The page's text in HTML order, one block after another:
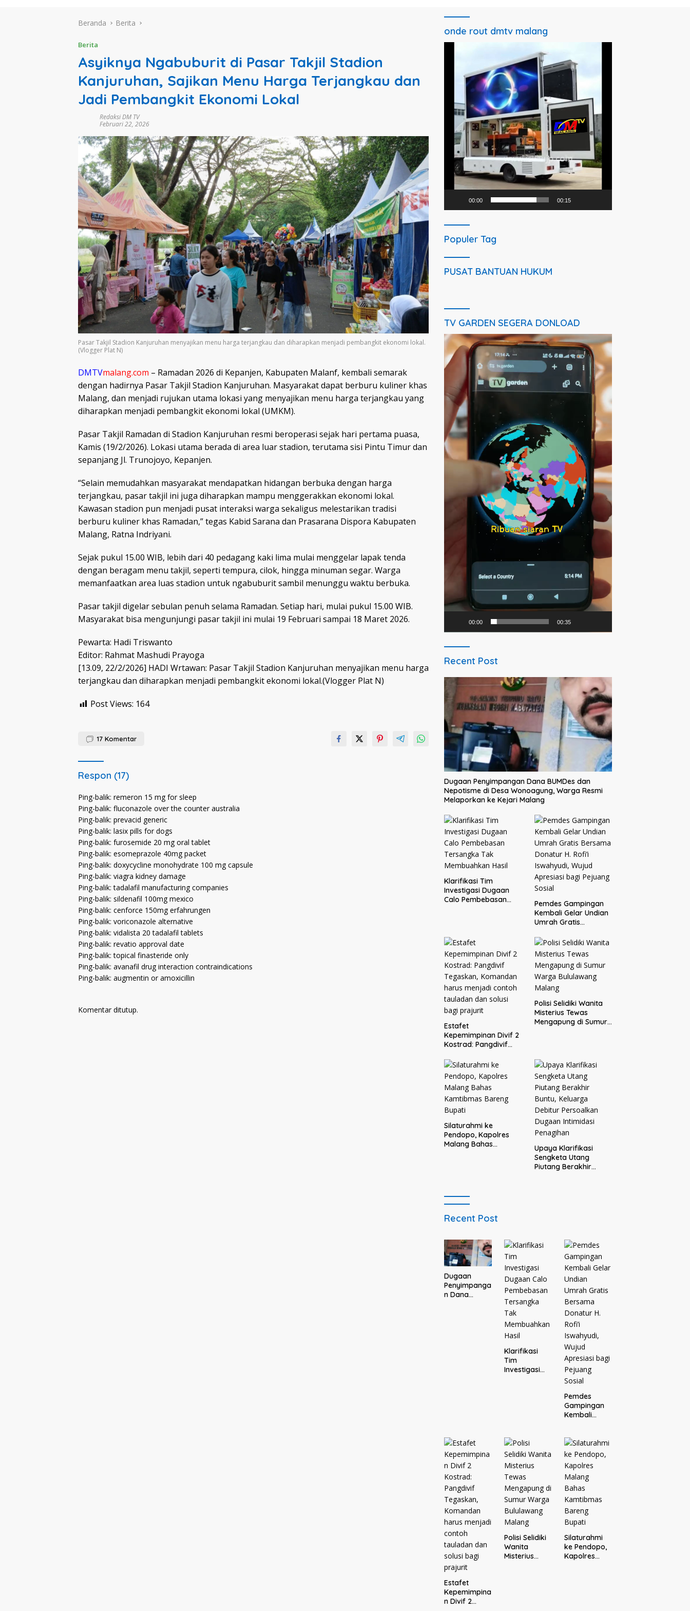
Beranda Berita
Berita
Asyiknya Ngabuburit di Pasar Takjil Stadion
Kanjuruhan, Sajikan Menu Harga Terjangkau dan
Jadi Pembangkit Ekonomi Lokal
Redaksi DM TV
Februari 22, 2026
Pasar Takjil Stadion Kanjuruhan menyajikan menu harga terjangkau dan diharapkan menjadi pembangkit ekonomi lokal.
(Vlogger Plat N)
DMTVmalang.com – Ramadan 2026 di Kepanjen, Kabupaten Malanf, kembali semarak
dengan hadirnya Pasar Takjil Stadion Kanjuruhan. Masyarakat dapat berburu kuliner khas
Malang, dan menjadi rujukan utama lokasi yang menyajikan menu harga terjangkau yang
diharapkan menjadi pembangkit ekonomi lokal (UMKM).
Pasar Takjil Ramadan di Stadion Kanjuruhan resmi beroperasi sejak hari pertama puasa,
Kamis (19/2/2026). Lokasi utama berada di area luar stadion, terutama sisi Pintu Timur dan
sepanjang Jl. Trunojoyo, Kepanjen.
“Selain memudahkan masyarakat mendapatkan hidangan berbuka dengan harga
terjangkau, pasar takjil ini juga diharapkan mampu menggerakkan ekonomi lokal.
Kawasan stadion pun menjadi pusat interaksi warga sekaligus melestarikan tradisi
berburu kuliner khas Ramadan,” tegas Kabid Sarana dan Prasarana Dispora Kabupaten
Malang, Ratna Indriyani.
Sejak pukul 15.00 WIB, lebih dari 40 pedagang kaki lima mulai menggelar lapak tenda
dengan beragam menu takjil, seperti tempura, cilok, hingga minuman segar. Warga
memanfaatkan area luas stadion untuk ngabuburit sambil menunggu waktu berbuka.
Pasar takjil digelar sebulan penuh selama Ramadan. Setiap hari, mulai pukul 15.00 WIB.
Masyarakat bisa mengunjungi pasar takjil ini mulai 19 Februari sampai 18 Maret 2026.
Pewarta: Hadi Triswanto
Editor: Rahmat Mashudi Prayoga
[13.09, 22/2/2026] HADI Wrtawan: Pasar Takjil Stadion Kanjuruhan menyajikan menu harga
terjangkau dan diharapkan menjadi pembangkit ekonomi lokal.(Vlogger Plat N)
Post Views: 164
17 Komentar
Respon (17)
Ping-balik: remeron 15 mg for sleep
Ping-balik: fluconazole over the counter australia
Ping-balik: prevacid generic
Ping-balik: lasix pills for dogs
Ping-balik: furosemide 20 mg oral tablet
Ping-balik: esomeprazole 40mg packet
Ping-balik: doxycycline monohydrate 100 mg capsule
Ping-balik: viagra kidney damage
Ping-balik:tadalafil manufacturing companies
Ping-balik: sildenafil 100mg mexico
Ping-balik: cenforce 150mg erfahrungen
Ping-balik: voriconazole alternative
Ping-balik: vidalista 20 tadalafil tablets
Ping-balik: revatio approval date
Ping-balik:topical finasteride only
Ping-balik: avanafil drug interaction contraindications
Ping-balik: augmentin or amoxicillin
Komentar ditutup.
onde rout dmtv malang
00:00 00:15
Populer Tag
PUSAT BANTUAN HUKUM
TV GARDEN SEGERA DONLOAD
Pemutar
Video
00:00 00:35
Recent Post
Dugaan Penyimpangan Dana BUMDes dan
Nepotisme di Desa Wonoagung, Warga Resmi
Melaporkan ke Kejari Malang
Klarifikasi Tim
Investigasi Dugaan
Calo Pembebasan
Pemdes Gampingan
Kembali Gelar Undian
Umrah Gratis
Rofi’i Iswahyudi,
Wujud Apresiasi bagi
Pejuang Sosial
Estafet
Kepemimpinan Divif 2
Kostrad: Pangdivif
harus menjadi contoh
tauladan dan solusi
bagi prajurit
Polisi Selidiki Wanita
Misterius Tewas
Mengapung di Sumur
Silaturahmi ke
Pendopo, Kapolres
Malang Bahas
Upaya Klarifikasi
Sengketa Utang
Piutang Berakhir
Recent Post
Dugaan
Penyimpanga
n Dana
Klarifikasi
Tim
Investigasi
Pemdes
Gampingan
Kembali
Bersama
Donatur H.
Rofi’i
Iswahyudi,
Wujud
Apresiasi
bagi Pejuang
Sosial
Estafet
Kepemimpina
n Divif 2
Polisi Selidiki
Wanita
Misterius
Silaturahmi
ke Pendopo,
Kapolres